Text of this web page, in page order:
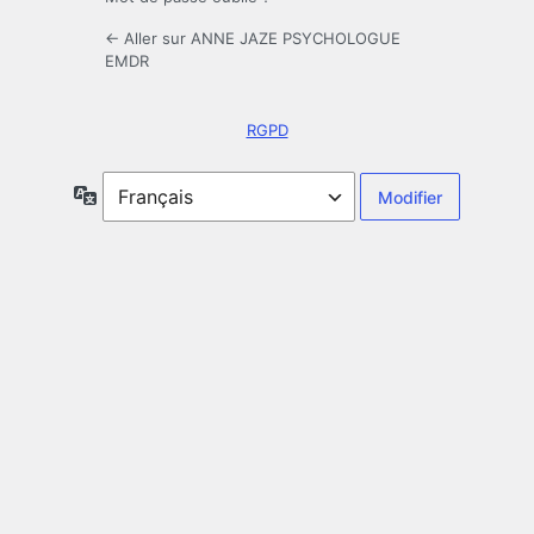
← Aller sur ANNE JAZE PSYCHOLOGUE
EMDR
RGPD
Langue